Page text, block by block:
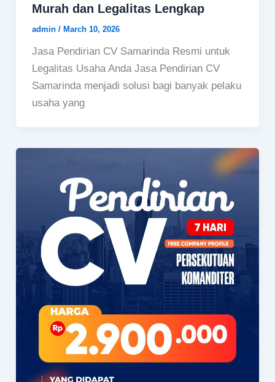
Murah dan Legalitas Lengkap
admin / March 10, 2026
Jasa Pendirian CV Samarinda Resmi untuk
Legalitas Usaha Anda Jasa Pendirian CV
Samarinda menjadi solusi bagi banyak pelaku
usaha yang